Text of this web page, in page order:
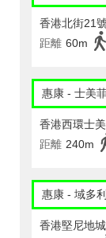
香港北街21
距離 60m
惠康 - 士美
香港西環士
距離 240m
惠康 - 域多
香港堅尼地